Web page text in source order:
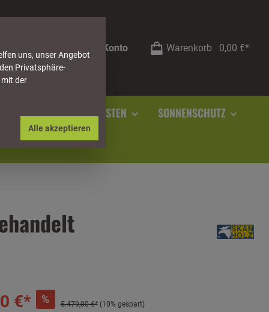
Mein Konto Warenkorb 0,00 €*
SOCKELLEISTEN SONNENSCHUTZ
€* % 5.479,00 €* (10% gespart)
uns, unser Angebot
Privatsphäre-
mit der
Alle akzeptieren